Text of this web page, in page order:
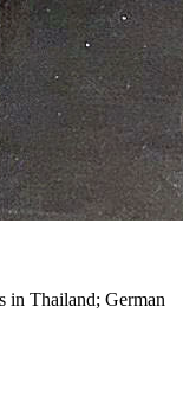
in Thailand; German